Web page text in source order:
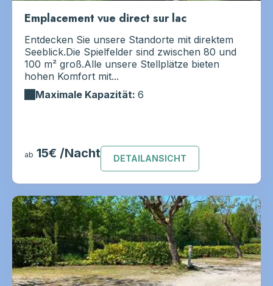
Emplacement vue direct sur lac
Entdecken Sie unsere Standorte mit direktem
Seeblick.Die Spielfelder sind zwischen 80 und
100 m² groß.Alle unsere Stellplätze bieten
hohen Komfort mit...
Maximale Kapazität: 6
ab 15€ /Nacht DETAILANSICHT